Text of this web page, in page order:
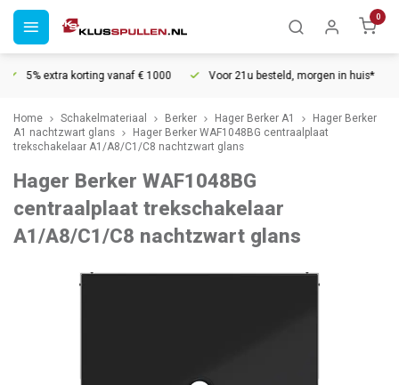
0
5% extra korting vanaf € 1000 Voor 21u besteld, morgen in huis*
Home Schakelmateriaal Berker Hager Berker A1
Hager Berker
A1 nachtzwart glans
Hager Berker WAF1048BG centraalplaat
trekschakelaar A1/A8/C1/C8 nachtzwart glans
Hager Berker WAF1048BG
centraalplaat trekschakelaar
A1/A8/C1/C8 nachtzwart glans